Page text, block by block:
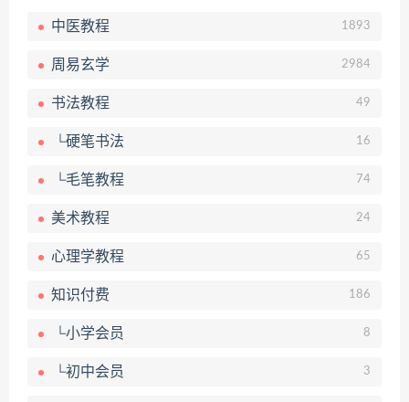
中医教程 1893
周易玄学 2984
书法教程 49
└硬笔书法 16
└毛笔教程 74
美术教程 24
心理学教程 65
知识付费 186
└小学会员 8
└初中会员 3